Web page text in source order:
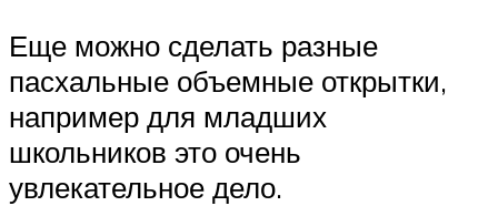
Еще можно сделать разные
пасхальные объемные открытки,
например для младших
школьников это очень
увлекательное дело.